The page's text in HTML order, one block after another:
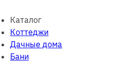
Каталог
Коттеджи
Дачные дома
Бани